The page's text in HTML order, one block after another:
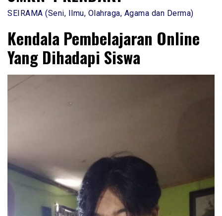
SEIRAMA (Seni, Ilmu, Olahraga, Agama dan Derma)
Kendala Pembelajaran Online
Yang Dihadapi Siswa